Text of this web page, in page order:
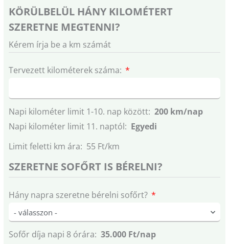
KÖRÜLBELÜL HÁNY KILOMÉTERT
SZERETNE MEGTENNI?
Kérem írja be a km számát
Tervezett kilométerek száma:
Napi kilométer limit 1-10. nap között: 200 km/nap
Napi kilométer limit 11. naptól: Egyedi
Limit feletti km ára: 55 Ft/km
SZERETNE SOFŐRT IS BÉRELNI?
Hány napra szeretne bérelni sofőrt?
Sofőr díja napi 8 órára: 35.000 Ft/nap